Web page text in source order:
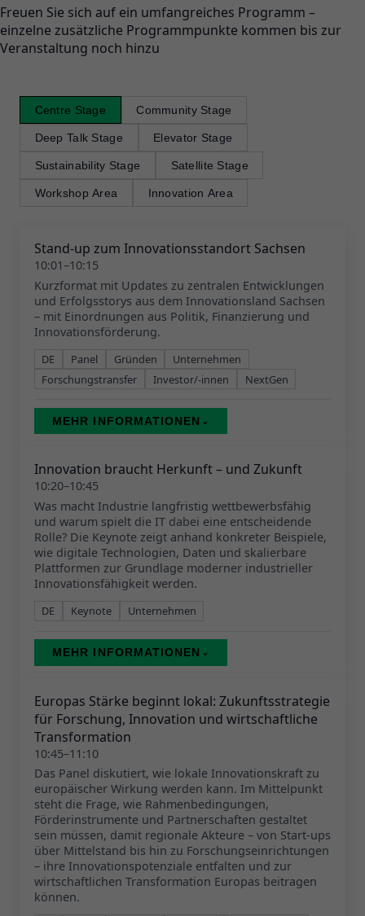
Freuen Sie sich auf ein umfangreiches Programm –
einzelne zusätzliche Programmpunkte kommen bis zur
Veranstaltung noch hinzu
Centre Stage Community Stage
Deep Talk Stage Elevator Stage
Sustainability Stage Satellite Stage
Workshop Area Innovation Area
Stand-up zum Innovationsstandort Sachsen
10:01–10:15
Kurzformat mit Updates zu zentralen Entwicklungen
und Erfolgsstorys aus dem Innovationsland Sachsen
– mit Einordnungen aus Politik, Finanzierung und
Innovationsförderung.
DE Panel Gründen
Unternehmen
Forschungstransfer
Investor/-innen NextGen
MEHR INFORMATIONEN ⌄
Innovation braucht Herkunft – und Zukunft
10:20–10:45
Was macht Industrie langfristig wettbewerbsfähig
und warum spielt die IT dabei eine entscheidende
Rolle? Die Keynote zeigt anhand konkreter Beispiele,
wie digitale Technologien, Daten und skalierbare
Plattformen zur Grundlage moderner industrieller
Innovationsfähigkeit werden.
DE Keynote Unternehmen
MEHR INFORMATIONEN ⌄
Europas Stärke beginnt lokal: Zukunftsstrategie
für Forschung, Innovation und wirtschaftliche
Transformation
10:45–11:10
Das Panel diskutiert, wie lokale Innovationskraft zu
europäischer Wirkung werden kann. Im Mittelpunkt
steht die Frage, wie Rahmenbedingungen,
Förderinstrumente und Partnerschaften gestaltet
sein müssen, damit regionale Akteure – von Start-ups
über Mittelstand bis hin zu Forschungseinrichtungen
– ihre Innovationspotenziale entfalten und zur
wirtschaftlichen Transformation Europas beitragen
können.